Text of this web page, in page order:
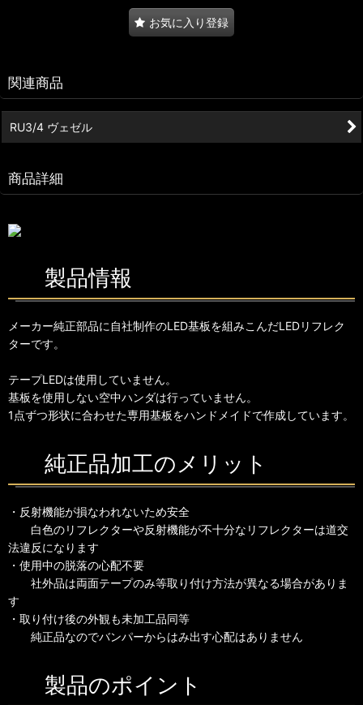
お気に入り登録
関連商品
RU3/4 ヴェゼル
商品詳細
製品情報
メーカー純正部品に自社制作のLED基板を組みこんだLEDリフレク
ターです。
テープLEDは使用していません。
基板を使用しない空中ハンダは行っていません。
1点ずつ形状に合わせた専用基板をハンドメイドで作成しています。
純正品加工のメリット
・反射機能が損なわれないため安全
白色のリフレクターや反射機能が不十分なリフレクターは道交
法違反になります
・使用中の脱落の心配不要
社外品は両面テープのみ等取り付け方法が異なる場合がありま
す
・取り付け後の外観も未加工品同等
純正品なのでバンパーからはみ出す心配はありません
製品のポイント